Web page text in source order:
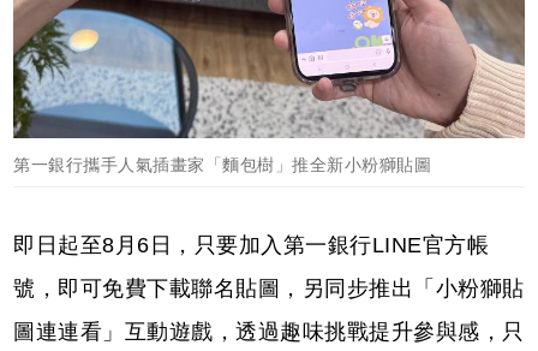
第一銀行攜手人氣插畫家「麵包樹」推全新小粉獅貼圖
即日起至8月6日，只要加入第一銀行LINE官方帳
號，即可免費下載聯名貼圖，另同步推出「小粉獅貼
圖連連看」互動遊戲，透過趣味挑戰提升參與感，只